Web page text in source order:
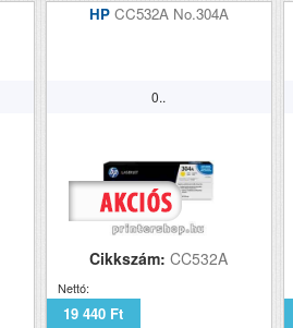
HP CC532A No.304A
0..
Cikkszám:CC532A
Nettó:
19 440 Ft